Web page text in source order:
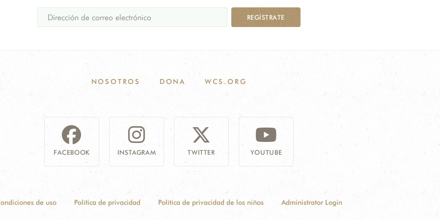
REGÍSTRATE
NOSOTROS DONA WCS.ORG
FACEBOOK INSTAGRAM TWITTER YOUTUBE
de uso Política de privacidad Política de privacidad de los niños Administrator Login